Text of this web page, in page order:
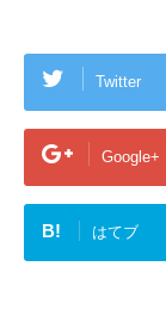
Twitter
Google+
B! はてブ